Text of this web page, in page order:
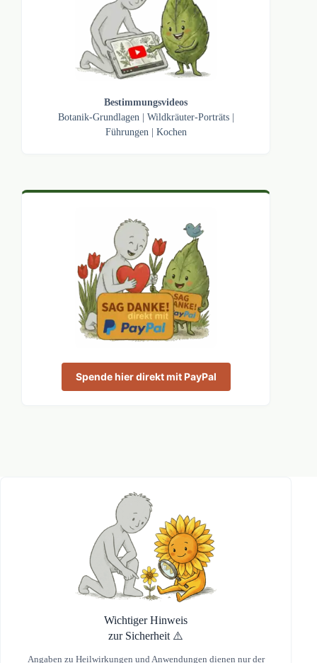
Bestimmungsvideos
Botanik-Grundlagen | Wildkräuter-Porträts|
Führungen | Kochen
Spende hier direkt mit PayPal
Wichtiger Hinweis
zur Sicherheit ⚠️
Angaben zu Heilwirkungen und Anwendungen dienen nur der